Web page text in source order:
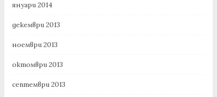
януари 2014
декември 2013
ноември 2013
октомври 2013
септември 2013